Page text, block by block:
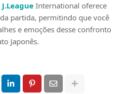
International oferece
partida, permitindo que você
e emoções desse confronto
Japonês.